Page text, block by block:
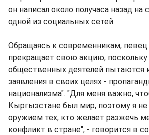
он написал около получаса назад на
одной из социальных сетей.
Обращаясь к современникам, певец
прекращает свою акцию, поскольку
общественных деятелей пытаются
заявления в своих целях -
национализма". "Для меня важно,
Кыргызстане был мир, поэтому я не
оружием тех, кто желает разжечь
конфликт в стране", - говорится в